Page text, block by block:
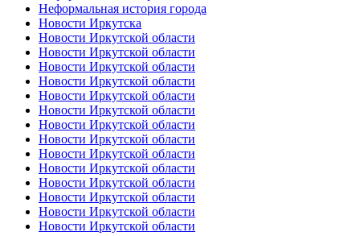
Неформальная история города
Новости Иркутска
Новости Иркутской области
Новости Иркутской области
Новости Иркутской области
Новости Иркутской области
Новости Иркутской области
Новости Иркутской области
Новости Иркутской области
Новости Иркутской области
Новости Иркутской области
Новости Иркутской области
Новости Иркутской области
Новости Иркутской области
Новости Иркутской области
Новости Иркутской области